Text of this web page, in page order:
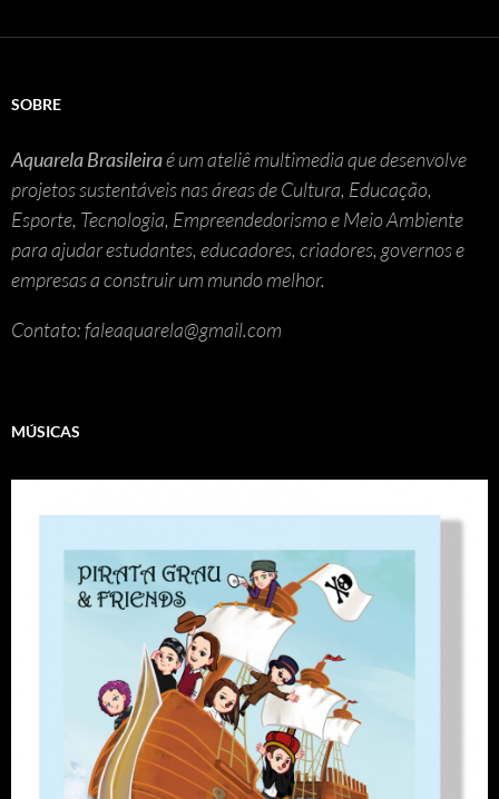
SOBRE
Aquarela Brasileiraé um ateliê multimedia que desenvolve
projetos sustentáveis nas áreas de Cultura, Educação,
Esporte, Tecnologia, Empreendedorismo e Meio Ambiente
para ajudar estudantes, educadores, criadores, governos e
empresas a construir um mundo melhor.
Contato: faleaquarela@gmail.com
MÚSICAS